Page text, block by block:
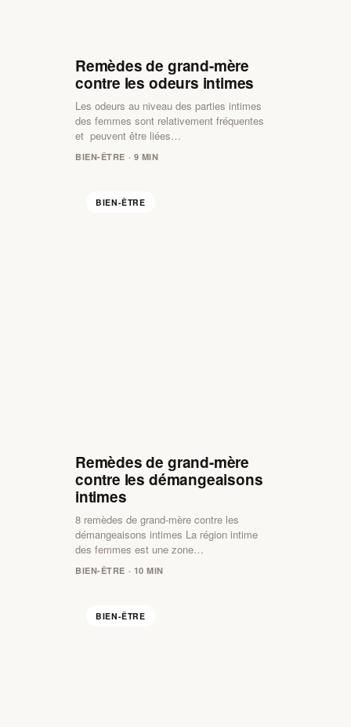
Remèdes de grand-mère
contre les odeurs intimes
Les odeurs au niveau des parties intimes
des femmes sont relativement fréquentes
et peuvent être liées…
BIEN-ÊTRE · 9 MIN
BIEN-ÊTRE
Remèdes de grand-mère
contre les démangeaisons
intimes
8 remèdes de grand-mère contre les
démangeaisons intimes La région intime
des femmes est une zone…
BIEN-ÊTRE · 10 MIN
BIEN-ÊTRE